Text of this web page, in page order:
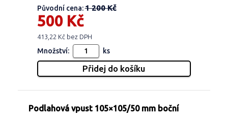
Původní cena:1 200 Kč
500 Kč
413,22 Kč bez DPH
Množství: ks
Podlahová vpust 105×105/50 mm boční